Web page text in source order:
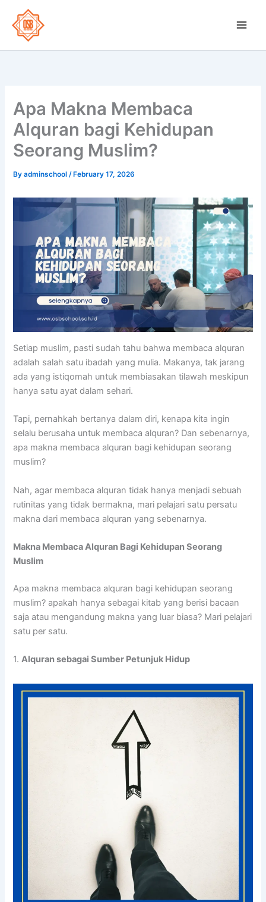
content
Apa Makna Membaca
Alquran bagi Kehidupan
Seorang Muslim?
Byadminschool/ February 17, 2026
Setiap muslim, pasti sudah tahu bahwa membaca alquran
adalah salah satu ibadah yang mulia. Makanya, tak jarang
ada yang istiqomah untuk membiasakan tilawah meskipun
hanya satu ayat dalam sehari.
Tapi, pernahkah bertanya dalam diri, kenapa kita ingin
selalu berusaha untuk membaca alquran? Dan sebenarnya,
apa makna membaca alquran bagi kehidupan seorang
muslim?
Nah, agar membaca alquran tidak hanya menjadi sebuah
rutinitas yang tidak bermakna, mari pelajari satu persatu
makna dari membaca alquran yang sebenarnya.
Makna Membaca Alquran Bagi Kehidupan Seorang
Muslim
Apa makna membaca alquran bagi kehidupan seorang
muslim? apakah hanya sebagai kitab yang berisi bacaan
saja atau mengandung makna yang luar biasa? Mari pelajari
satu per satu.
1.Alquran sebagai Sumber Petunjuk Hidup